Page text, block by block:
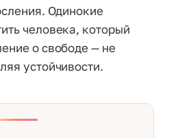
Одинокие
человека, который
о свободе — не
устойчивости.